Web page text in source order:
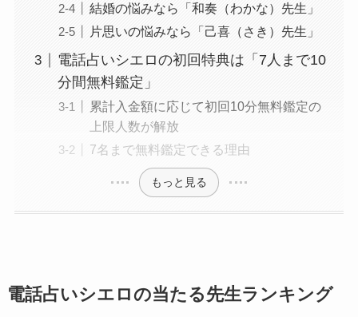
結婚の悩みなら「和奏（わかな）先生」
片思いの悩みなら「己喜（さき）先生」
電話占いシエロの初回特典は「7人まで10
分間無料鑑定」
累計入金額に応じて初回10分無料鑑定の
上限人数が解放
7名まで無料鑑定できる理由
もっと見る
電話占いシエロの当たる先生ランキング